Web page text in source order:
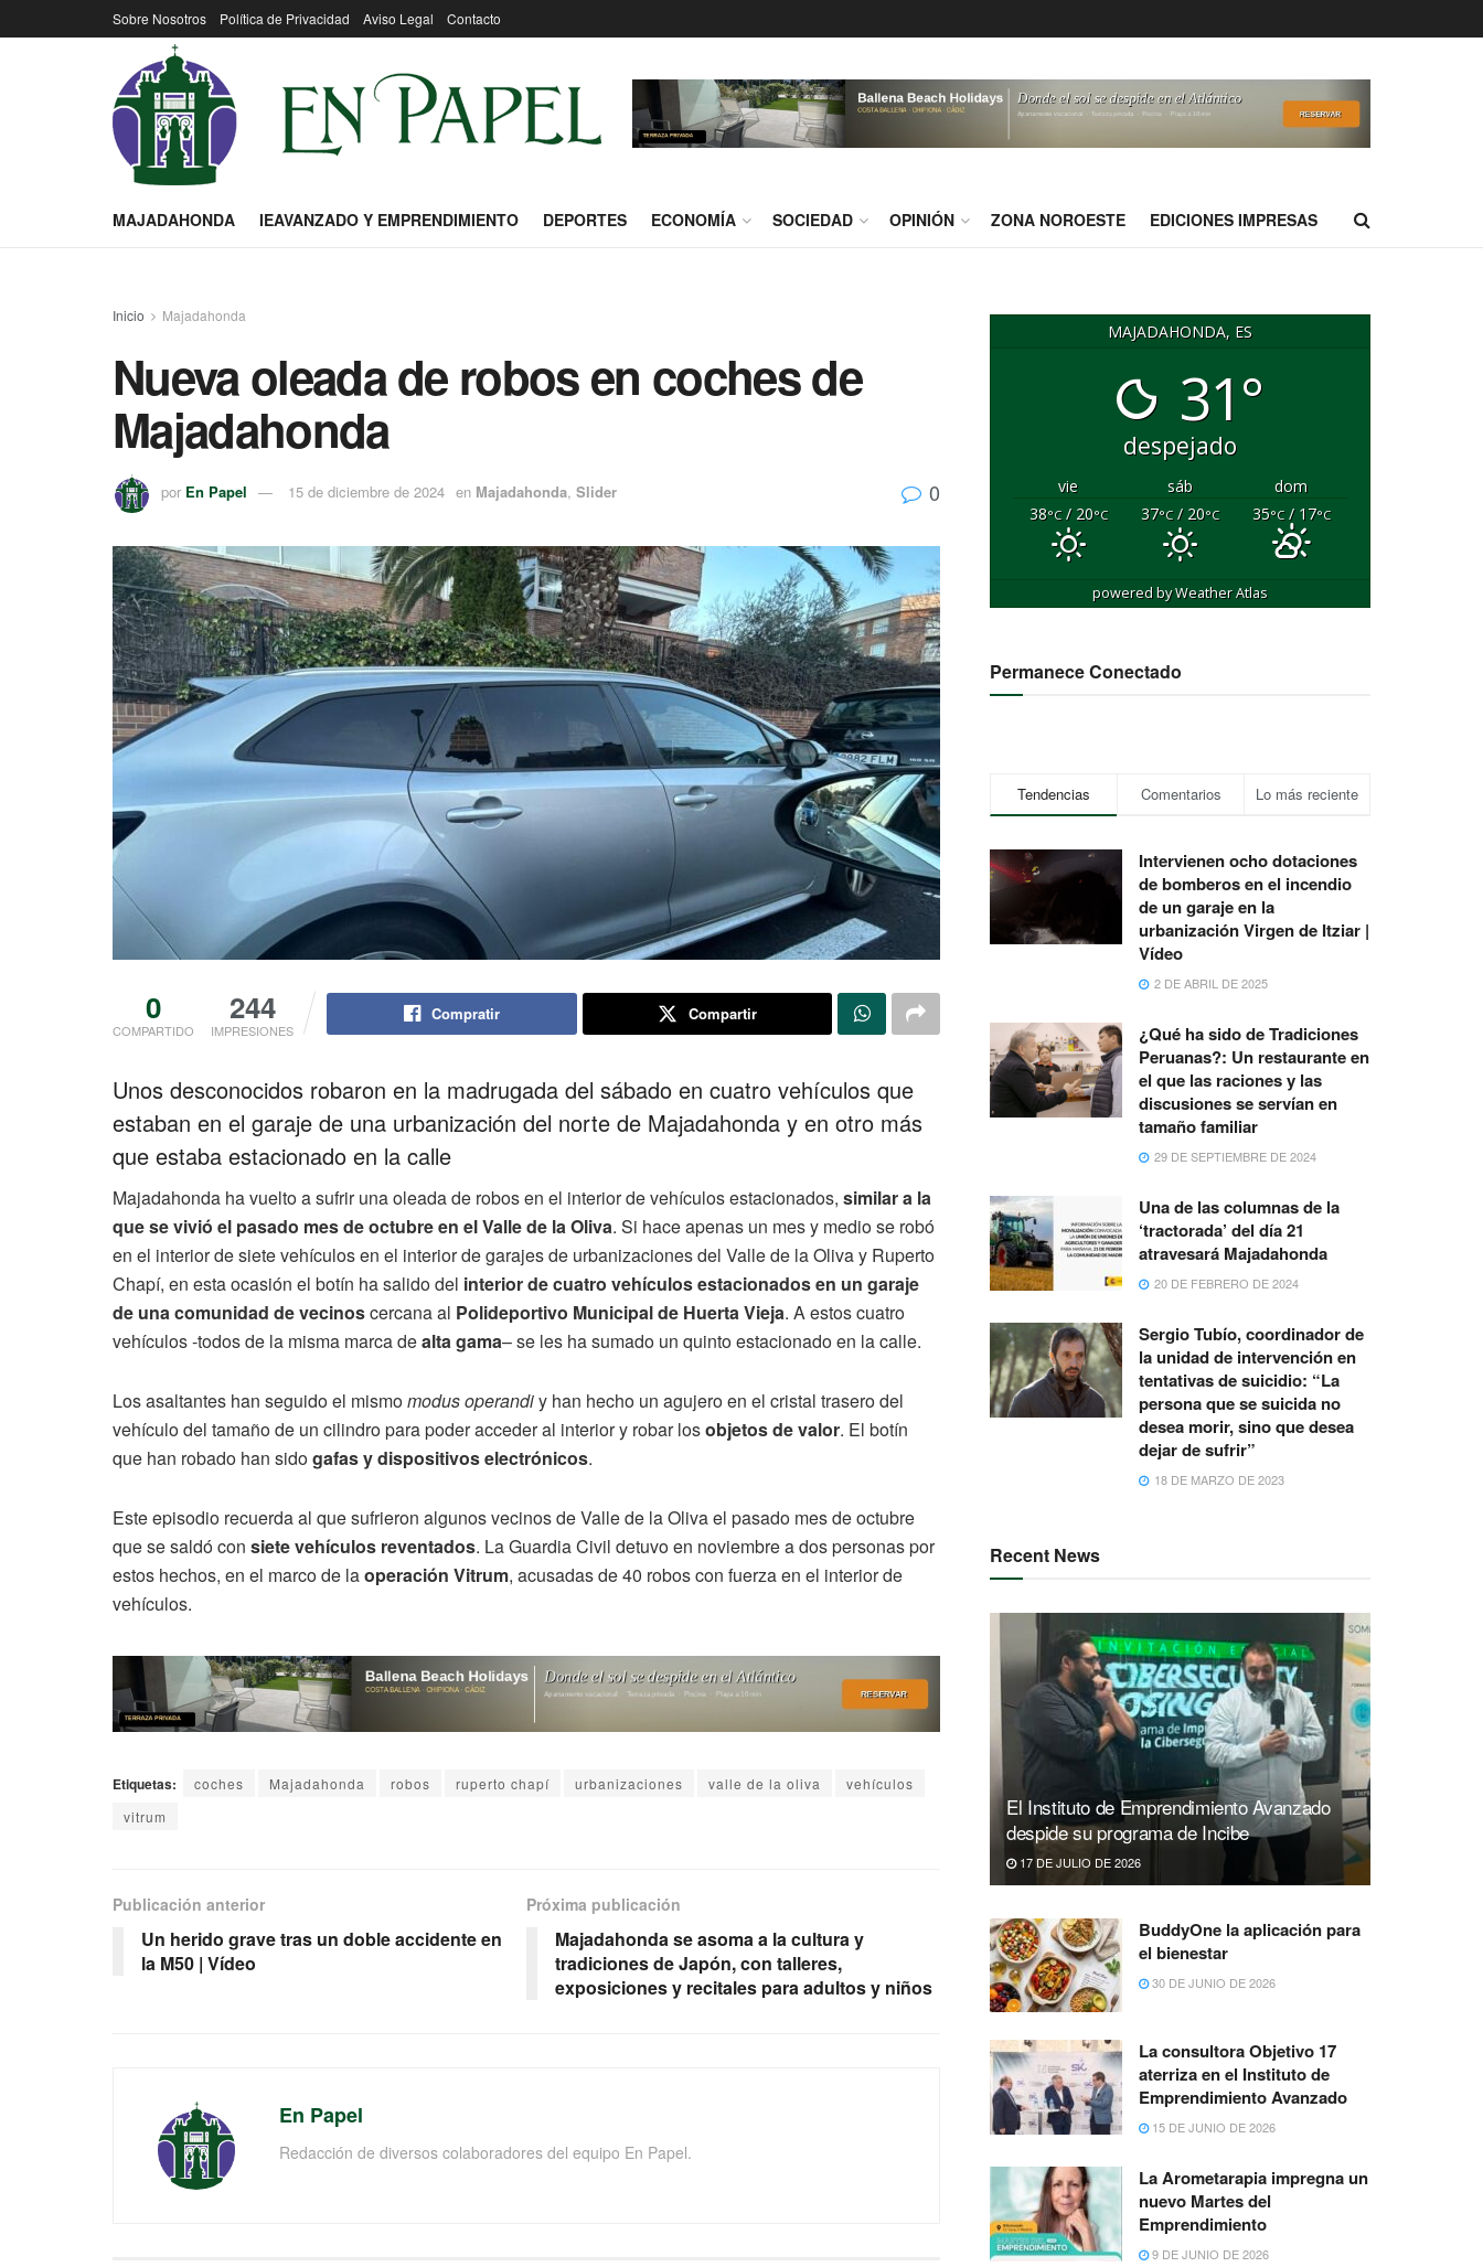
Sobre Nosotros Política de Privacidad Aviso Legal Contacto
MAJADAHONDA IEAVANZADO Y EMPRENDIMIENTO DEPORTES ECONOMÍA SOCIEDAD OPINIÓN ZONA NOROESTE EDICIONES IMPRESAS
Inicio Majadahonda
Nueva oleada de robos en coches de
Majadahonda
por En Papel 15 de diciembre de 2024 en Majadahonda, Slider 0
0
COMPARTIDO
244
IMPRESIONES
Compratir Compartir
Unos desconocidos robaron en la madrugada del sábado en cuatro vehículos que
estaban en el garaje de una urbanización del norte de Majadahonda y en otro más
que estaba estacionado en la calle
Majadahonda ha vuelto a sufrir una oleada de robos en el interior de vehículos estacionados, similar a la
que se vivió el pasado mes de octubre en el Valle de la Oliva. Si hace apenas un mes y medio se robó
en el interior de siete vehículos en el interior de garajes de urbanizaciones del Valle de la Oliva y Ruperto
Chapí, en esta ocasión el botín ha salido del interior de cuatro vehículos estacionados en un garaje
de una comunidad de vecinoscercana al Polideportivo Municipal de Huerta Vieja. A estos cuatro
vehículos -todos de la misma marca dealta gama– se les ha sumado un quinto estacionado en la calle.
Los asaltantes han seguido el mismomodus operandiy han hecho un agujero en el cristal trasero del
vehículo del tamaño de un cilindro para poder acceder al interior y robar losobjetos de valor. El botín
que han robado han sidogafas y dispositivos electrónicos.
Este episodio recuerda al que sufrieron algunos vecinos de Valle de la Oliva el pasado mes de octubre
que se saldó con siete vehículos reventados. La Guardia Civil detuvo en noviembre a dos personas por
estos hechos, en el marco de laoperación Vitrum, acusadas de 40 robos con fuerza en el interior de
vehículos.
Etiquetas: coches Majadahonda robos ruperto chapí urbanizaciones valle de la oliva
vehículos
vitrum
Publicación anterior
Un herido grave tras un doble accidente en
la M50 | Vídeo
Próxima publicación
Majadahonda se asoma a la cultura y
tradiciones de Japón, con talleres,
exposiciones y recitales para adultos y niños
En Papel
Redacción de diversos colaboradores del equipo En Papel.
MAJADAHONDA, ES
31°
despejado
vie sáb
dom
38°C/ 20°C 37°C/ 20°C 35°C/ 17°C
powered byWeather Atlas
Permanece Conectado
Tendencias Comentarios Lo más reciente
Intervienen ocho dotaciones
de bomberos en el incendio
de un garaje en la
urbanización Virgen de Itziar |
Vídeo
2 DE ABRIL DE 2025
¿Qué ha sido de Tradiciones
Peruanas?: Un restaurante en
el que las raciones y las
discusiones se servían en
tamaño familiar
29 DE SEPTIEMBRE DE 2024
Una de las columnas de la
‘tractorada’ del día 21
atravesará Majadahonda
20 DE FEBRERO DE 2024
Sergio Tubío, coordinador de
la unidad de intervención en
tentativas de suicidio: “La
persona que se suicida no
desea morir, sino que desea
dejar de sufrir”
18 DE MARZO DE 2023
Recent News
El Instituto de Emprendimiento Avanzado
despide su programa de Incibe
17 DE JULIO DE 2026
BuddyOne la aplicación para
el bienestar
30 DE JUNIO DE 2026
La consultora Objetivo 17
aterriza en el Instituto de
Emprendimiento Avanzado
15 DE JUNIO DE 2026
La Arometarapia impregna un
nuevo Martes del
Emprendimiento
9 DE JUNIO DE 2026